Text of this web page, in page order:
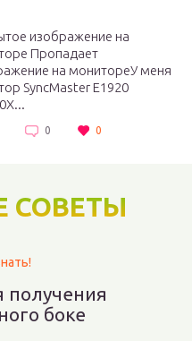
изображение на
Пропадает
на монитореУ меня
SyncMaster E1920
0 0
СОВЕТЫ
получения
боке